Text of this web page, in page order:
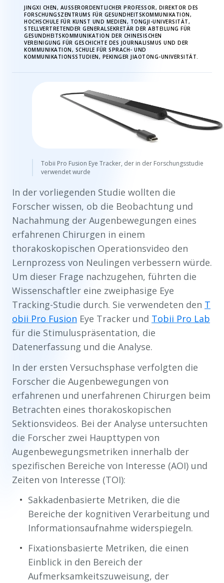
JINGXI CHEN, AUSSERORDENTLICHER PROFESSOR, DIREKTOR DES F
ORSCHUNGSZENTRUMS FÜR GESUNDHEITSKOMMUNIKATION, H
OCHSCHULE FÜR KUNST UND MEDIEN, TONGJI-UNIVERSITÄT, S
TELLVERTRETENDER GENERALSEKRETÄR DER ABTEILUNG FÜR G
ESUNDHEITSKOMMUNIKATION DER CHINESISCHEN V
EREINIGUNG FÜR GESCHICHTE DES JOURNALISMUS UND DER K
OMMUNIKATION, SCHULE FÜR SPRACH- UND K
OMMUNIKATIONSSTUDIEN, PEKINGER JIAOTONG-UNIVERSITÄT.
Tobii Pro Fusion Eye Tracker, der in der Forschungsstudie
verwendet wurde
In der vorliegenden Studie wollten die
Forscher wissen, ob die Beobachtung und
Nachahmung der Augenbewegungen eines
erfahrenen Chirurgen in einem
thorakoskopischen Operationsvideo den
Lernprozess von Neulingen verbessern würde.
Um dieser Frage nachzugehen, führten die
Wissenschaftler eine zweiphasige Eye
Tracking-Studie durch. Sie verwendeten den T
obii Pro Fusion Eye Tracker und Tobii Pro Lab
für die Stimuluspräsentation, die
Datenerfassung und die Analyse.
In der ersten Versuchsphase verfolgten die
Forscher die Augenbewegungen von
erfahrenen und unerfahrenen Chirurgen beim
Betrachten eines thorakoskopischen
Sektionsvideos. Bei der Analyse untersuchten
die Forscher zwei Haupttypen von
Augenbewegungsmetriken innerhalb der
spezifischen Bereiche von Interesse (AOI) und
Zeiten von Interesse (TOI):
Sakkadenbasierte Metriken, die die
Bereiche der kognitiven Verarbeitung und
Informationsaufnahme widerspiegeln.
Fixationsbasierte Metriken, die einen
Einblick in den Bereich der
Aufmerksamkeitszuweisung, der